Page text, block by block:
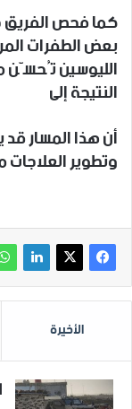
كما فحص الفريق
بعض الطفرات
الليوسين تُحسّن
النتيجة إلى
أن هذا المسار
وتطوير
الأخيرة